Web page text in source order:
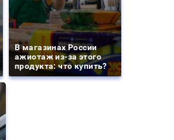
В магазинах России
ажиотаж из-за этого
продукта: что купить?